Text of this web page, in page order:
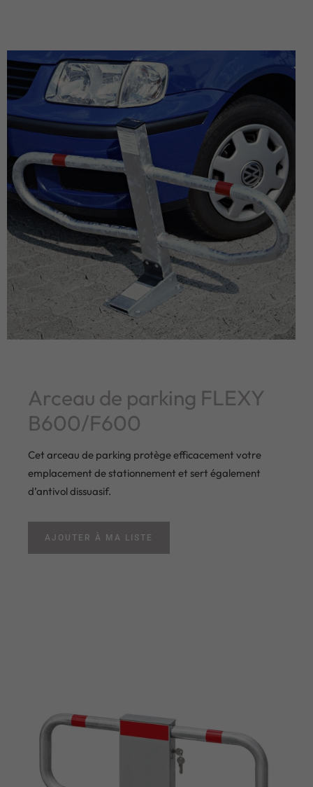
Arceau de parking FLEXY
B600/F600
Cet arceau de parking protège efficacement votre
emplacement de stationnement et sert également
d’antivol dissuasif.
AJOUTER À MA LISTE